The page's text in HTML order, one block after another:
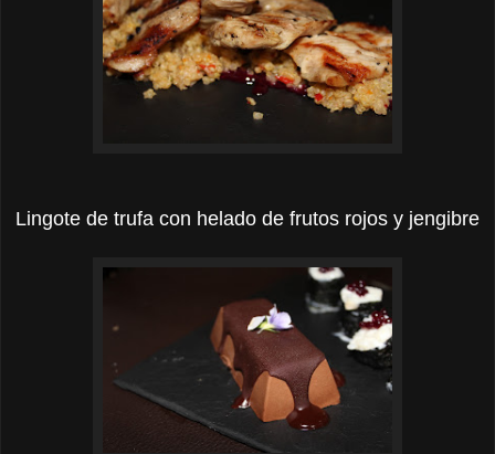
Lingote de trufa con helado de frutos rojos y jengibre